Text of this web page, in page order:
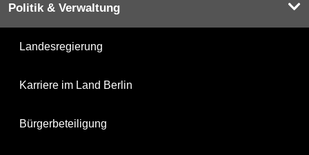
Politik & Verwaltung
Landesregierung
Karriere im Land Berlin
Bürgerbeteiligung